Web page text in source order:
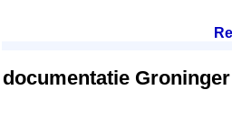
documentatie